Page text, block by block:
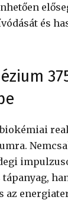
és
biokémiai
az